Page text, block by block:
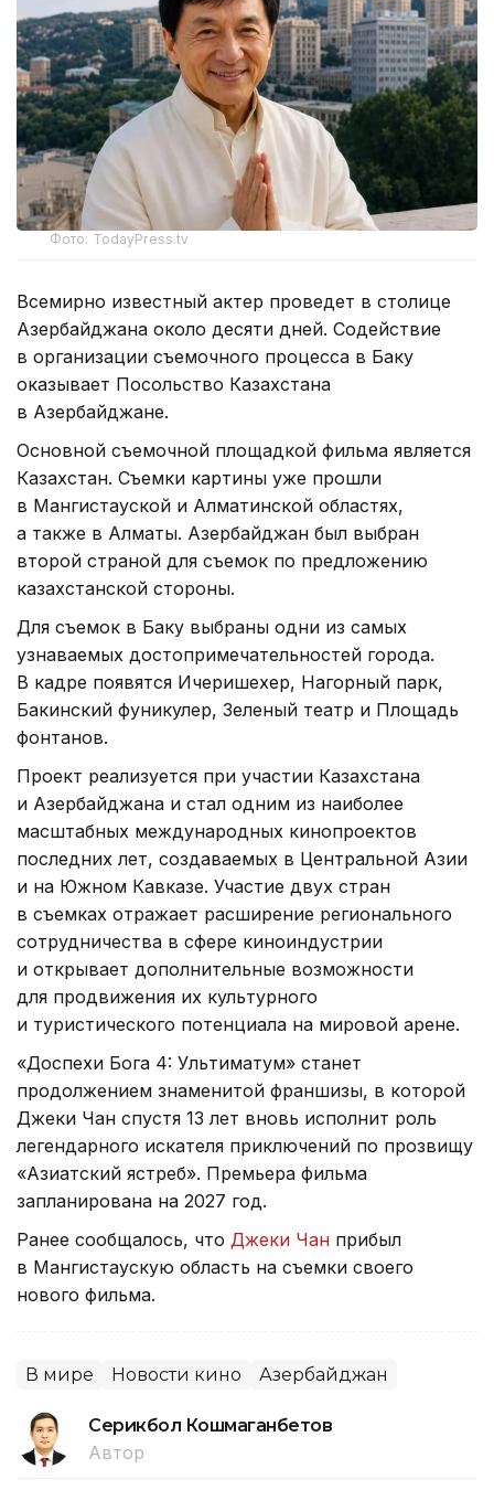
Фото: TodayPress.tv
Всемирно известный актер проведет в столице
Азербайджана около десяти дней. Содействие
в организации съемочного процесса в Баку
оказывает Посольство Казахстана
в Азербайджане.
Основной съемочной площадкой фильма является
Казахстан. Съемки картины уже прошли
в Мангистауской и Алматинской областях,
а также в Алматы. Азербайджан был выбран
второй страной для съемок по предложению
казахстанской стороны.
Для съемок в Баку выбраны одни из самых
узнаваемых достопримечательностей города.
В кадре появятся Ичеришехер, Нагорный парк,
Бакинский фуникулер, Зеленый театр и Площадь
фонтанов.
Проект реализуется при участии Казахстана
и Азербайджана и стал одним из наиболее
масштабных международных кинопроектов
последних лет, создаваемых в Центральной Азии
и на Южном Кавказе. Участие двух стран
в съемках отражает расширение регионального
сотрудничества в сфере киноиндустрии
и открывает дополнительные возможности
для продвижения их культурного
и туристического потенциала на мировой арене.
«Доспехи Бога 4: Ультиматум» станет
продолжением знаменитой франшизы, в которой
Джеки Чан спустя 13 лет вновь исполнит роль
легендарного искателя приключений по прозвищу
«Азиатский ястреб». Премьера фильма
запланирована на 2027 год.
Ранее сообщалось, что Джеки Чан прибыл
в Мангистаускую область на съемки своего
нового фильма.
В мире Новости кино Азербайджан
Серикбол Кошмаганбетов
Автор